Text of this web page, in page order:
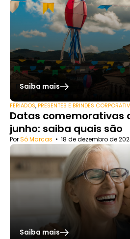
Saiba mais
FERIADOS,PRESENTES E BRINDES
Datas comemorativas
junho: saiba quais são
PorSó Marcas • 18 de dezembro de
Saiba mais